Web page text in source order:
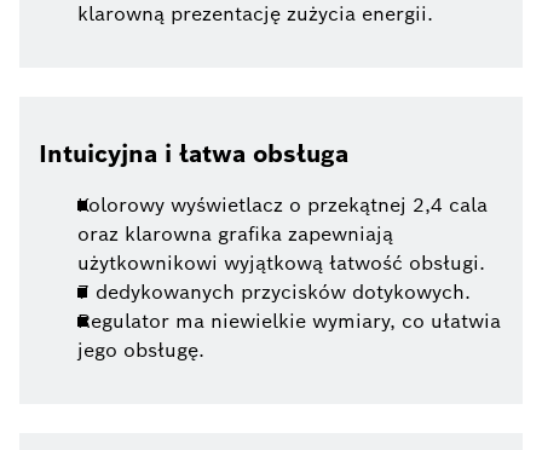
klarowną prezentację zużycia energii.
Intuicyjna i łatwa obsługa
Kolorowy wyświetlacz o przekątnej 2,4 cala
oraz klarowna grafika zapewniają
użytkownikowi wyjątkową łatwość obsługi.
7 dedykowanych przycisków dotykowych.
Regulator ma niewielkie wymiary, co ułatwia
jego obsługę.